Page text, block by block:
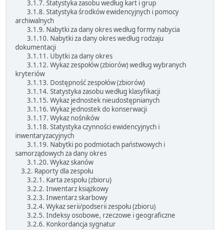
3.1.7. Statystyka zasobu według kart i grup
3.1.8. Statystyka środków ewidencyjnych i pomocy
archiwalnych
3.1.9. Nabytki za dany okres według formy nabycia
3.1.10. Nabytki za dany okres według rodzaju
dokumentacji
3.1.11. Ubytki za dany okres
3.1.12. Wykaz zespołów (zbiorów) według wybranych
kryteriów
3.1.13. Dostępność zespołów (zbiorów)
3.1.14. Statystyka zasobu według klasyfikacji
3.1.15. Wykaz jednostek nieudostępnianych
3.1.16. Wykaz jednostek do konserwacji
3.1.17. Wykaz nośników
3.1.18. Statystyka czynności ewidencyjnych i
inwentaryzacyjnych
3.1.19. Nabytki po podmiotach państwowych i
samorządowych za dany okres
3.1.20. Wykaz skanów
3.2. Raporty dla zespołu
3.2.1. Karta zespołu (zbioru)
3.2.2. Inwentarz książkowy
3.2.3. Inwentarz skarbowy
3.2.4. Wykaz serii/podserii zespołu (zbioru)
3.2.5. Indeksy osobowe, rzeczowe i geograficzne
3.2.6. Konkordancja sygnatur